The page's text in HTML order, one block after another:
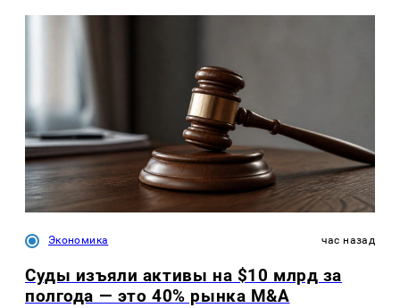
Экономика час назад
Суды изъяли активы на $10 млрд за
полгода — это 40% рынка M&A